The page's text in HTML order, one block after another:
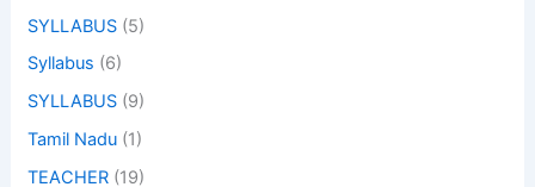
SYLLABUS (5)
Syllabus (6)
SYLLABUS (9)
Tamil Nadu (1)
TEACHER (19)